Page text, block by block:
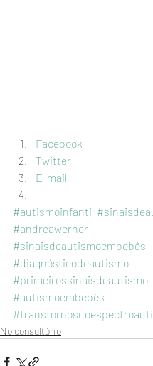
Facebook
Twitter
E-mail
#autismoinfantil
#andreawerner
#sinaisdeautismoembebês
#diagnósticodeautismo
#primeirossinaisdeautismo
#autismoembebês
No consultório